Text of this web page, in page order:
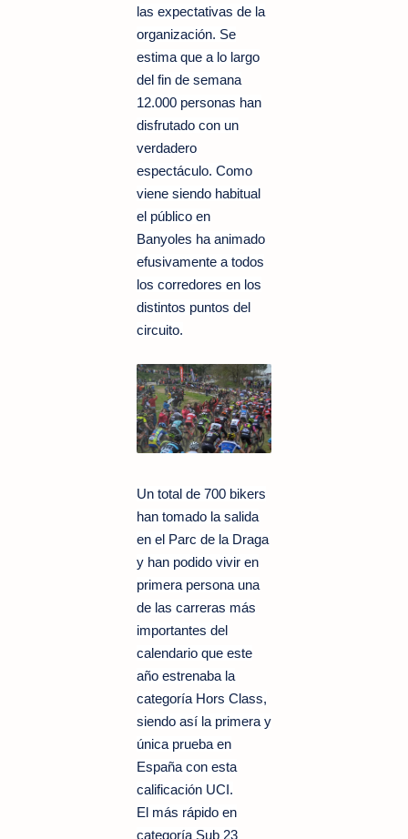
las expectativas de la
organización. Se
estima que a lo largo
del fin de semana
12.000 personas han
disfrutado con un
verdadero
espectáculo. Como
viene siendo habitual
el público en
Banyoles ha animado
efusivamente a todos
los corredores en los
distintos puntos del
circuito.
Un total de 700 bikers
han tomado la salida
en el Parc de la Draga
y han podido vivir en
primera persona una
de las carreras más
importantes del
calendario que este
año estrenaba la
categoría Hors Class,
siendo así la primera y
única prueba en
España con esta
calificación UCI.
El más rápido en
categoría Sub 23